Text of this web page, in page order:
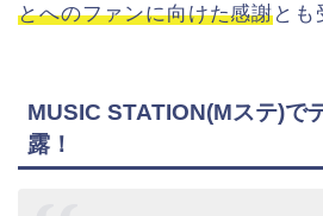
とへのファンに向けた感謝とも
MUSIC STATION(Mステ)で
露！